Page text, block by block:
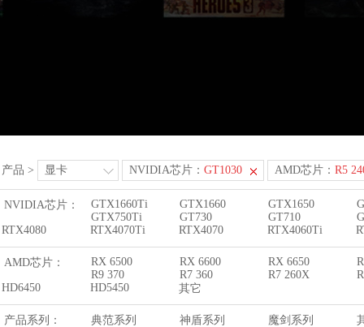
产品 > 显卡 NVIDIA芯片： GT1030 AMD芯片： R5
NVIDIA芯片： GTX1660Ti GTX1660 GTX1650
GTX750Ti
GT730 GT710
RTX4080
RTX4070Ti RTX4070 RTX4060Ti
AMD芯片： RX 6500 RX 6600 RX 6650
R9 370
R7 360 R7 260X
HD6450
HD5450 其它
产品系列： 典范系列 神盾系列 魔剑系列